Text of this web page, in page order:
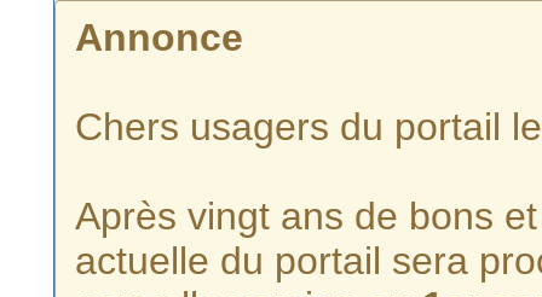
Annonce
Chers usagers du portail
Après vingt ans de bons
actuelle du portail sera